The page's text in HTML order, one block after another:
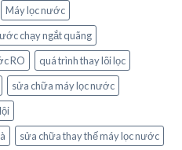
Máy lọc nước
chạy ngắt quãng
RO
quá trình thay lõi lọc
sửa chữa máy lọc nước
sửa chữa thay thế máy lọc nước